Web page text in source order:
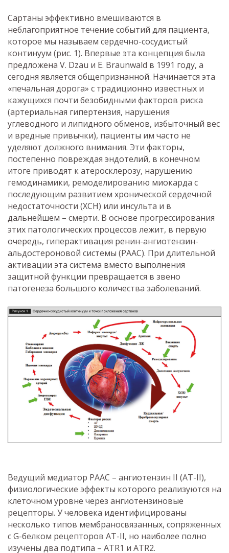
Сартаны эффективно вмешиваются в
неблагоприятное течение событий для пациента,
которое мы называем сердечно-сосудистый
континуум (рис. 1). Впервые эта концепция была
предложена V. Dzau и E. Braunwald в 1991 году, а
сегодня является общепризнанной. Начинается эта
«печальная дорога» с традиционно известных и
кажущихся почти безобидными факторов риска
(артериальная гипертензия, нарушения
углеводного и липидного обменов, избыточный вес
и вредные привычки), пациенты им часто не
уделяют должного внимания. Эти факторы,
постепенно повреждая эндотелий, в конечном
итоге приводят к атеросклерозу, нарушению
гемодинамики, ремоделированию миокарда с
последующим развитием хронической сердечной
недостаточности (ХСН) или инсульта и в
дальнейшем – смерти. В основе прогрессирования
этих патологических процессов лежит, в первую
очередь, гиперактивация ренин-ангиотензин-
альдостероновой системы (РААС). При длительной
активации эта система вместо выполнения
защитной функции превращается в звено
патогенеза большого количества заболеваний.
Ведущий медиатор РААС – ангиотензин II (АТ-II),
физиологические эффекты которого реализуются на
клеточном уровне через ангиотензиновые
рецепторы. У человека идентифицированы
несколько типов мембраносвязанных, сопряженных
с G-белком рецепторов АТ-II, но наиболее полно
изучены два подтипа – ATR1 и ATR2.